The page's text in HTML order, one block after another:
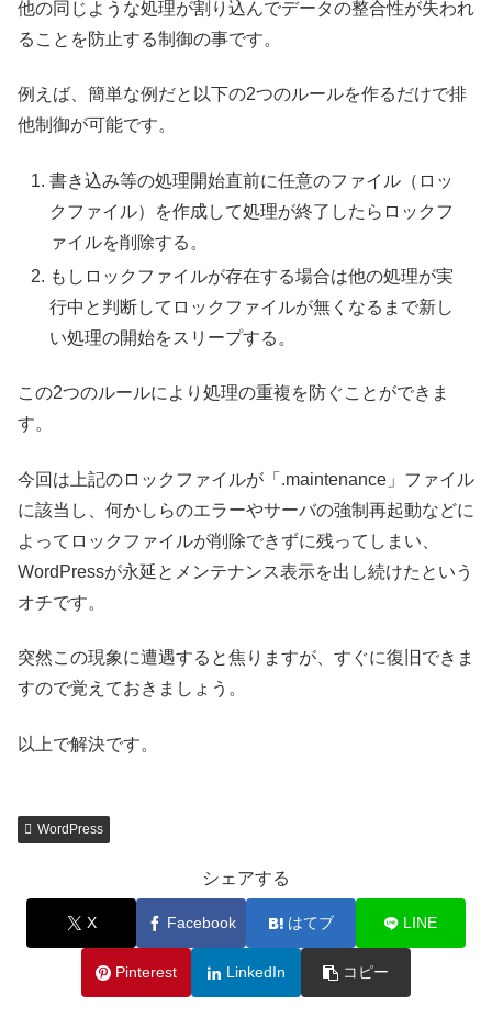
他の同じような処理が割り込んでデータの整合性が失われ
ることを防止する制御の事です。
例えば、簡単な例だと以下の2つのルールを作るだけで排
他制御が可能です。
書き込み等の処理開始直前に任意のファイル（ロッ
クファイル）を作成して処理が終了したらロックフ
ァイルを削除する。
もしロックファイルが存在する場合は他の処理が実
行中と判断してロックファイルが無くなるまで新し
い処理の開始をスリープする。
この2つのルールにより処理の重複を防ぐことができま
す。
今回は上記のロックファイルが「.maintenance」ファイル
に該当し、何かしらのエラーやサーバの強制再起動などに
よってロックファイルが削除できずに残ってしまい、
WordPressが永延とメンテナンス表示を出し続けたという
オチです。
突然この現象に遭遇すると焦りますが、すぐに復旧できま
すので覚えておきましょう。
以上で解決です。
WordPress
シェアする
X Facebook はてブ LINE
Pinterest LinkedIn コピー